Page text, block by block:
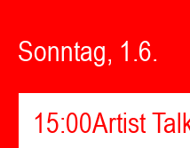
Sonntag, 1.6.
15:00Artist